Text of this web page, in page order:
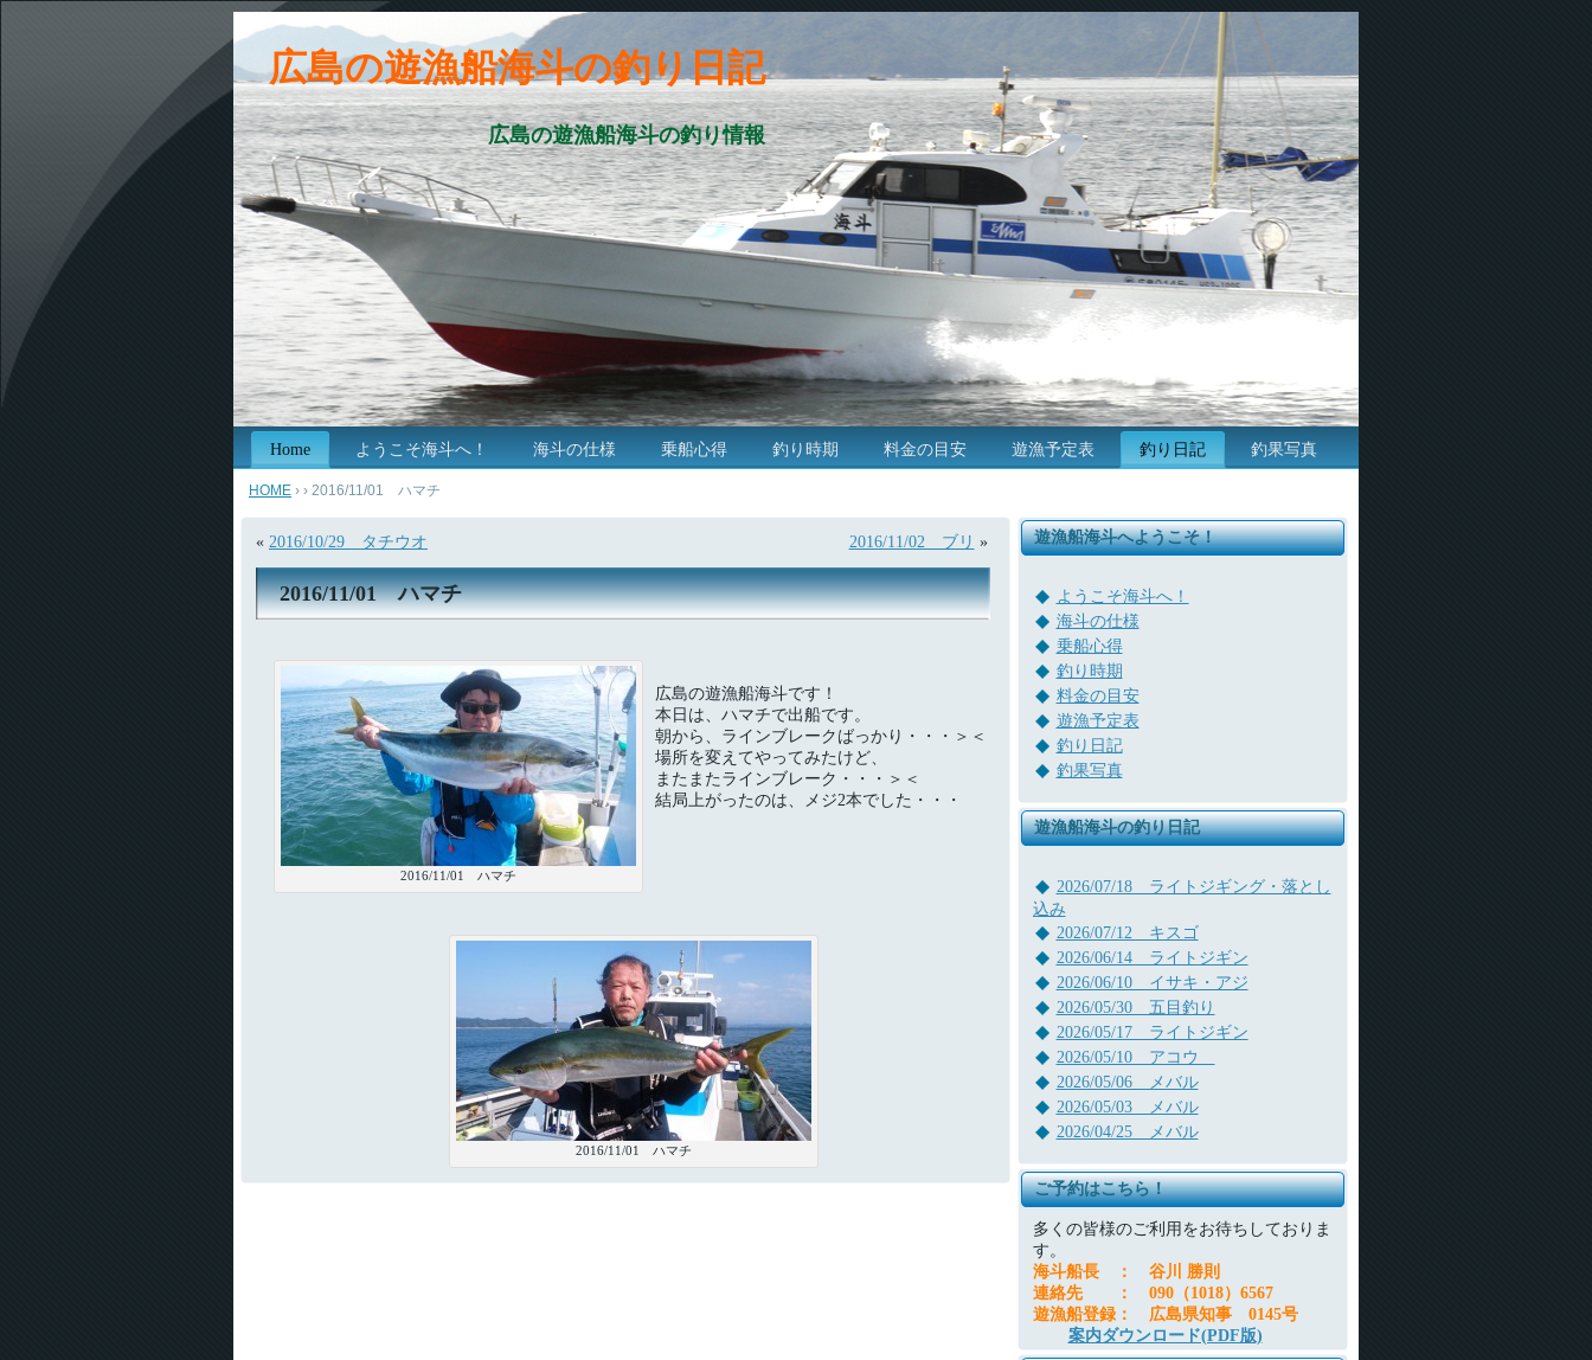
広島の遊漁船海斗の釣り日記
広島の遊漁船海斗の釣り情報
Home ようこそ海斗へ！ 海斗の仕様 乗船心得 釣り時期 料金の目安 遊漁予定表 釣り日記 釣果写真
HOME › › 2016/11/01 ハマチ
« 2016/10/29 タチウオ 2016/11/02 ブリ »
2016/11/01 ハマチ
2016/11/01 ハマチ
広島の遊漁船海斗です！
本日は、ハマチで出船です。
朝から、ラインブレークばっかり・・・＞＜
場所を変えてやってみたけど、
またまたラインブレーク・・・＞＜
結局上がったのは、メジ2本でした・・・
2016/11/01 ハマチ
遊漁船海斗へようこそ！
ようこそ海斗へ！
海斗の仕様
乗船心得
釣り時期
料金の目安
遊漁予定表
釣り日記
釣果写真
遊漁船海斗の釣り日記
2026/07/18 ライトジギング・落とし
込み
2026/07/12 キスゴ
2026/06/14 ライトジギン
2026/06/10 イサキ・アジ
2026/05/30 五目釣り
2026/05/17 ライトジギン
2026/05/10 アコウ
2026/05/06 メバル
2026/05/03 メバル
2026/04/25 メバル
ご予約はこちら！
多くの皆様のご利用をお待ちしておりま
す。
海斗船長
：
谷川 勝則
連絡先
：
090（1018）6567
遊漁船登録：
広島県知事 0145号
案内ダウンロード(PDF版)